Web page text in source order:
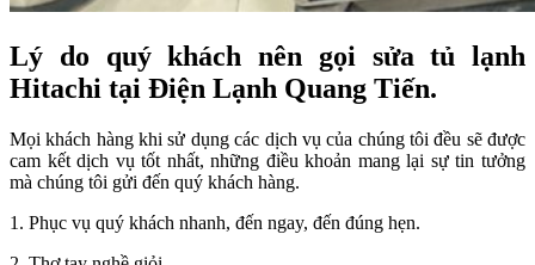
Lý do quý khách nên gọi sửa tủ lạnh
Hitachi tại Điện Lạnh Quang Tiến.
Mọi khách hàng khi sử dụng các dịch vụ của chúng tôi đều sẽ được
cam kết dịch vụ tốt nhất, những điều khoản mang lại sự tin tưởng
mà chúng tôi gửi đến quý khách hàng.
1. Phục vụ quý khách nhanh, đến ngay, đến đúng hẹn.